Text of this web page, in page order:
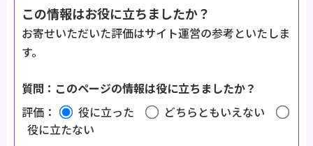
この情報はお役に立ちましたか？
お寄せいただいた評価はサイト運営の参考といたしま
す。
質問：このページの情報は役に立ちましたか？
評価：
役に立った
どちらともいえない
役に立たない